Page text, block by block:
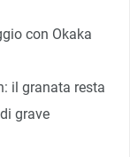
con Okaka
il granata resta
grave